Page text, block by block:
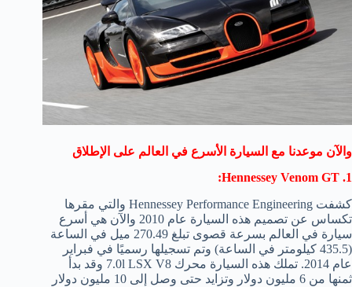
والآن موعدنا مع السيارة الأسرع في العالم على الإطلاق
1. Hennessey Venom GT:
كشفت Hennessey Performance Engineering والتي مقرها
تكساس عن تصميم هذه السيارة عام 2010 والآن هي أسرع
سيارة في العالم بسرعة قصوى تبلغ 270.49 ميل في الساعة
(435.5 كيلومتر في الساعة) وتم تسجيلها رسميًا في فبراير
عام 2014. تملك هذه السيارة محرك 7.0l LSX V8 وقد بدأ
ثمنها من 6 مليون دولار وتزايد حتى وصل إلى 10 مليون دولار